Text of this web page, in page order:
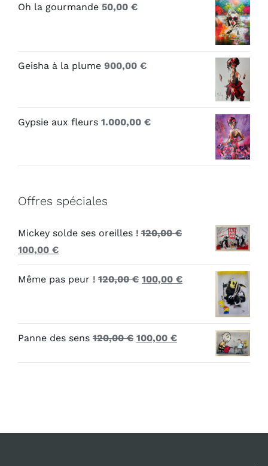
Oh la gourmande 50,00 €
Geisha à la plume 900,00 €
Gypsie aux fleurs 1.000,00 €
Offres spéciales
Mickey solde ses oreilles ! 120,00€
Le
initial
100,00 €Le
actuel
Même pas peur ! 120,00€ Le
120,00 €.
100,00 €Le
100,00 €.
Panne des sens 120,00€ Le
100,00 €Le